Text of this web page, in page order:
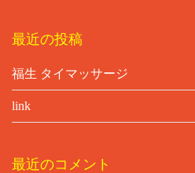
最近の投稿
福生 タイマッサージ
link
最近のコメント